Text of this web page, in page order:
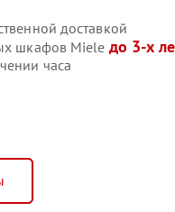
доставкой
шкафов Miele до 3-х
часа